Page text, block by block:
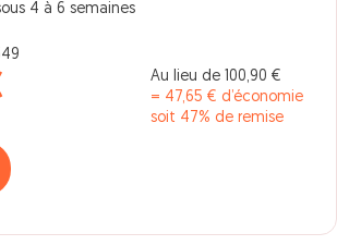
4 à 6 semaines
Au lieu de 100,90 €
= 47,65 € d’économie
soit 47% de remise